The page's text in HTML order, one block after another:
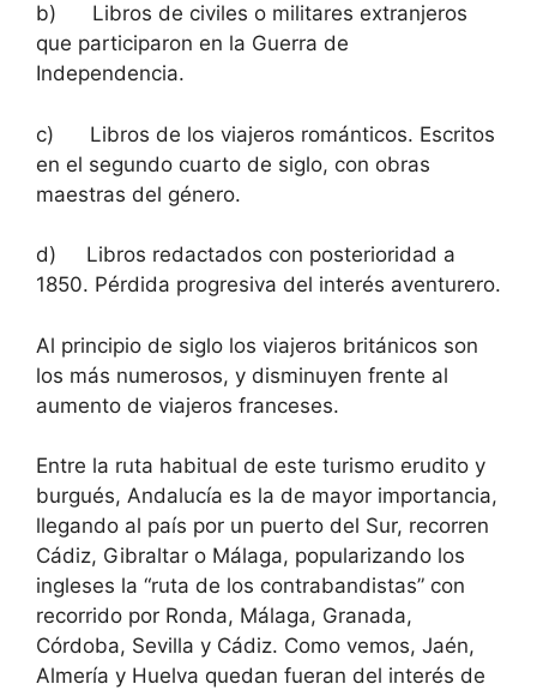
b) Libros de civiles o militares extranjeros
que participaron en la Guerra de
Independencia.
c) Libros de los viajeros románticos. Escritos
en el segundo cuarto de siglo, con obras
maestras del género.
d) Libros redactados con posterioridad a
1850. Pérdida progresiva del interés aventurero.
Al principio de siglo los viajeros británicos son
los más numerosos, y disminuyen frente al
aumento de viajeros franceses.
Entre la ruta habitual de este turismo erudito y
burgués, Andalucía es la de mayor importancia,
llegando al país por un puerto del Sur, recorren
Cádiz, Gibraltar o Málaga, popularizando los
ingleses la “ruta de los contrabandistas” con
recorrido por Ronda, Málaga, Granada,
Córdoba, Sevilla y Cádiz. Como vemos, Jaén,
Almería y Huelva quedan fueran del interés de